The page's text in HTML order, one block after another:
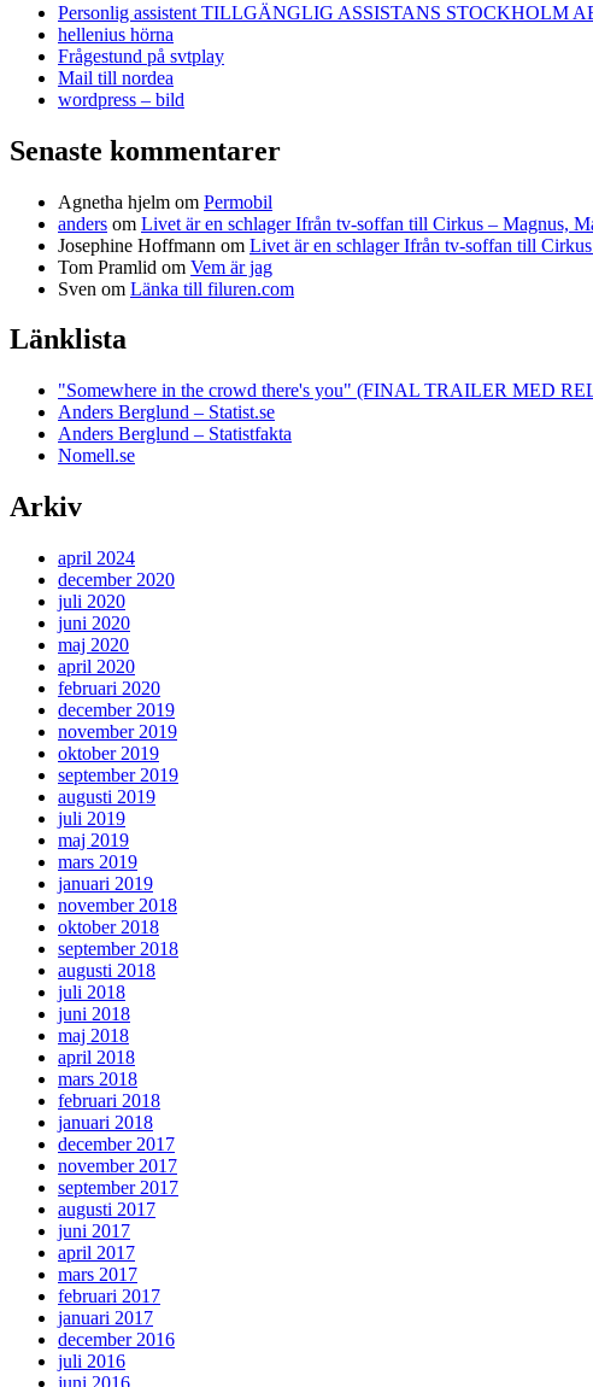
Personlig assistent TILLGÄNGLIG ASSISTANS STOCKHOLM
hellenius hörna
Frågestund på svtplay
Mail till nordea
wordpress – bild
Senaste kommentarer
Agnetha hjelm om Permobil
anders om Livet är en schlager Ifrån tv-soffan till Cirkus – Magnus,
Josephine Hoffmann om Livet är en schlager Ifrån tv-soffan till
Tom Pramlid om Vem är jag
Sven om Länka till filuren.com
Länklista
"Somewhere in the crowd there's you" (FINAL TRAILER MED
Anders Berglund – Statist.se
Anders Berglund – Statistfakta
Nomell.se
Arkiv
april 2024
december 2020
juli 2020
juni 2020
maj 2020
april 2020
februari 2020
december 2019
november 2019
oktober 2019
september 2019
augusti 2019
juli 2019
maj 2019
mars 2019
januari 2019
november 2018
oktober 2018
september 2018
augusti 2018
juli 2018
juni 2018
maj 2018
april 2018
mars 2018
februari 2018
januari 2018
december 2017
november 2017
september 2017
augusti 2017
juni 2017
april 2017
mars 2017
februari 2017
januari 2017
december 2016
juli 2016